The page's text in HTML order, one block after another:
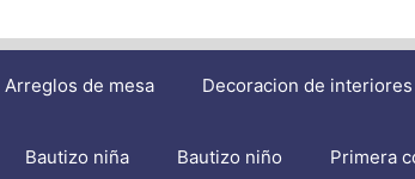
Arreglos de mesa Decoracion de interiores
Bautizo niña Bautizo niño Primera